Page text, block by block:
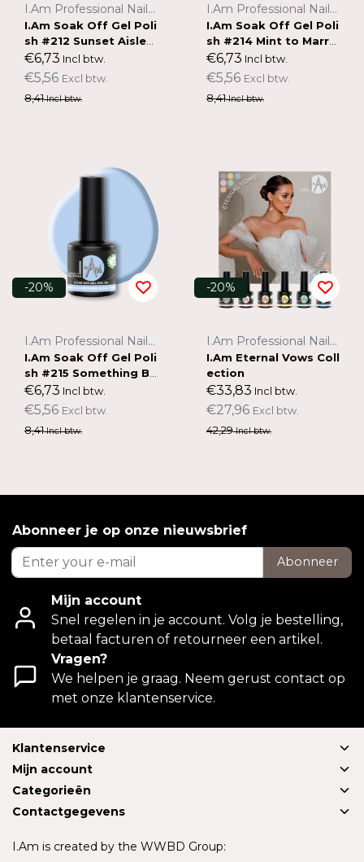
I.Am Professional Nail Systems
I.Am Soak Off Gel Poli
sh #212 Sunset Aisle
(7ml)
€6,73 Incl btw.
€5,56 Excl btw.
8,41Incl btw.
I.Am Professional Nail Systems
I.Am Soak Off Gel Poli
sh #214 Mint to Marry
(7ml)
€6,73 Incl btw.
€5,56 Excl btw.
8,41Incl btw.
-20%
I.Am Professional Nail Systems
I.Am Soak Off Gel Poli
sh #215 Something Bl
ue (7ml)
€6,73 Incl btw.
€5,56 Excl btw.
8,41Incl btw.
-20%
I.Am Professional Nail Systems
I.Am Eternal Vows Coll
ection
€33,83 Incl btw.
€27,96 Excl btw.
42,29Incl btw.
Abonneer je op onze nieuwsbrief
Abonneer
Mijn account
Snel regelen in je account. Volg je bestelling,
betaal facturen of retourneer een artikel.
Vragen?
We helpen je graag. Neem gerust contact op
met onze klantenservice.
Klantenservice
Mijn account
Categorieën
Contactgegevens
I.Am is created by the WWBD Group: